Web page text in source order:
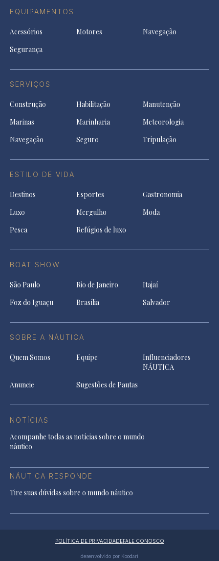
EQUIPAMENTOS
Acessórios Motores
Navegação
Segurança
SERVIÇOS
Construção Habilitação
Manutenção
Marinas
Marinharia
Meteorologia
Navegação
Seguro Tripulação
ESTILO DE VIDA
Destinos Esportes
Gastronomia
Luxo
Mergulho
Moda
Pesca
Refúgios de luxo
BOAT SHOW
São Paulo Rio de Janeiro
Itajaí
Foz do Iguaçu
Brasília Salvador
SOBRE A NÁUTICA
Quem Somos Equipe
Influenciadores
NÁUTICA
Anuncie
Sugestões de Pautas
NOTÍCIAS
Acompanhe todas as notícias sobre o mundo
náutico
NÁUTICA RESPONDE
Tire suas dúvidas sobre o mundo náutico
POLÍTICA DE PRIVACIDADEFALE CONOSCO
desenvolvido por Koodari